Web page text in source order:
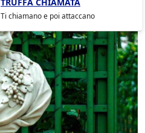
TRUFFA CHIAMATA
Ti chiamano e poi attaccano